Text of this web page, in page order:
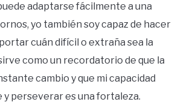
adaptarse fácilmente a una
yo también soy capaz de hacer
cuán difícil o extraña sea la
como un recordatorio de que la
cambio y que mi capacidad
y perseverar es una fortaleza.